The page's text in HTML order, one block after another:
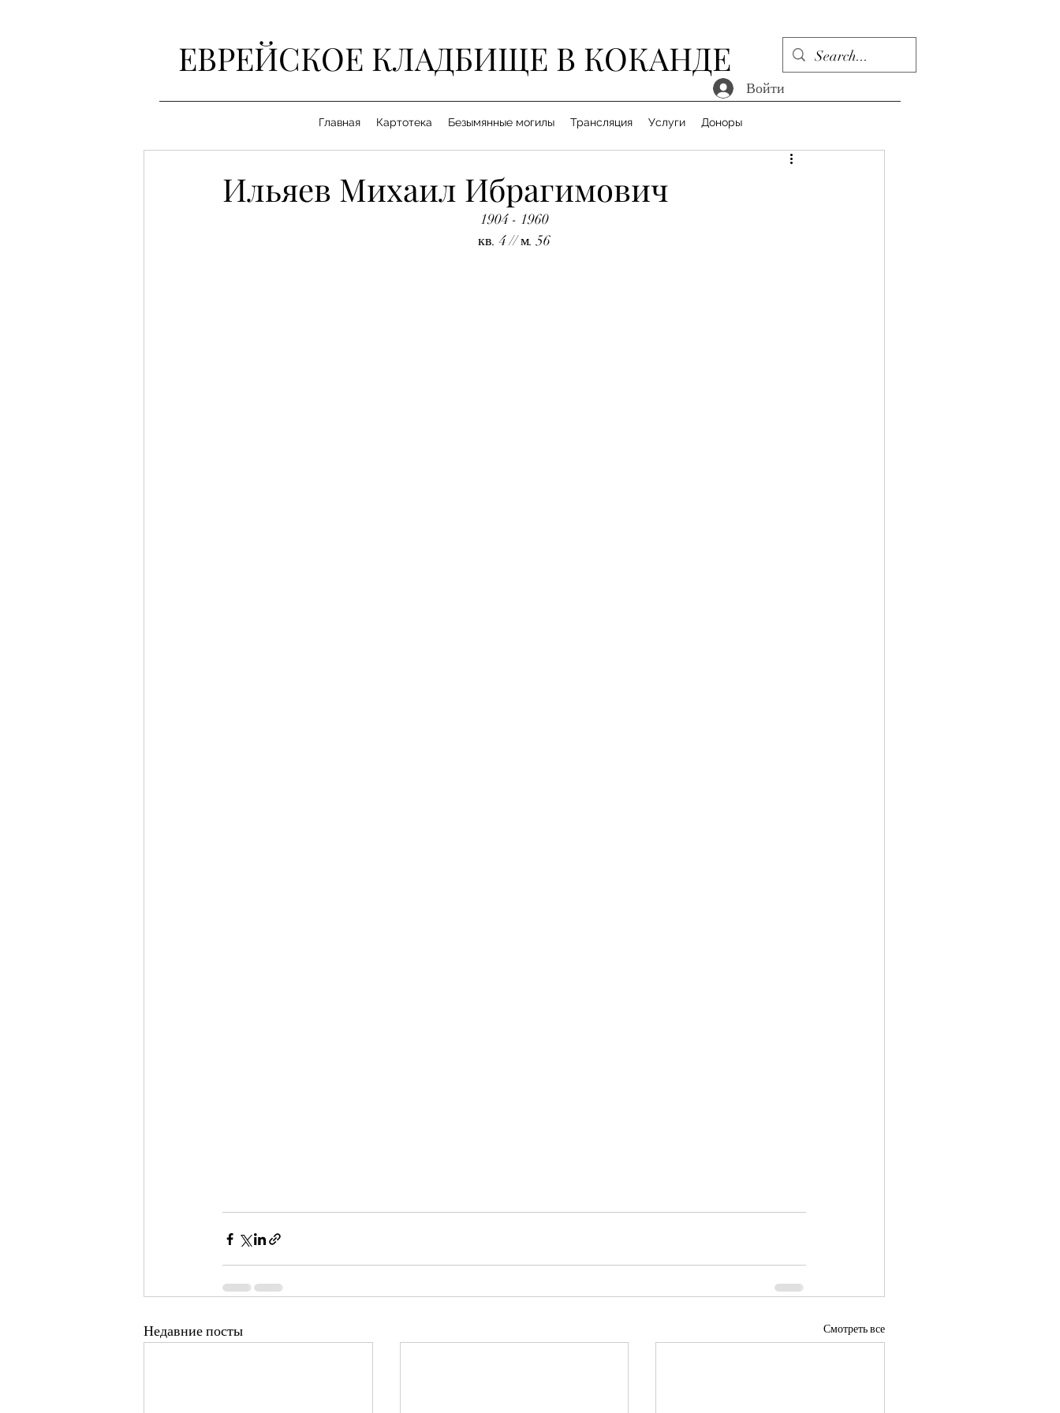
ЕВРЕЙСКОЕ КЛАДБИЩЕ В КОКАНДЕ
Войти
Главная Картотека Безымянные могилы Трансляция Услуги Доноры
Ильяев Михаил Ибрагимович
1904 - 1960
кв. 4 // м. 56
Недавние посты Смотреть все